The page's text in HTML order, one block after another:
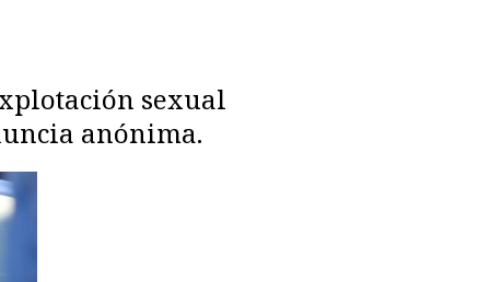
sexual
anónima.